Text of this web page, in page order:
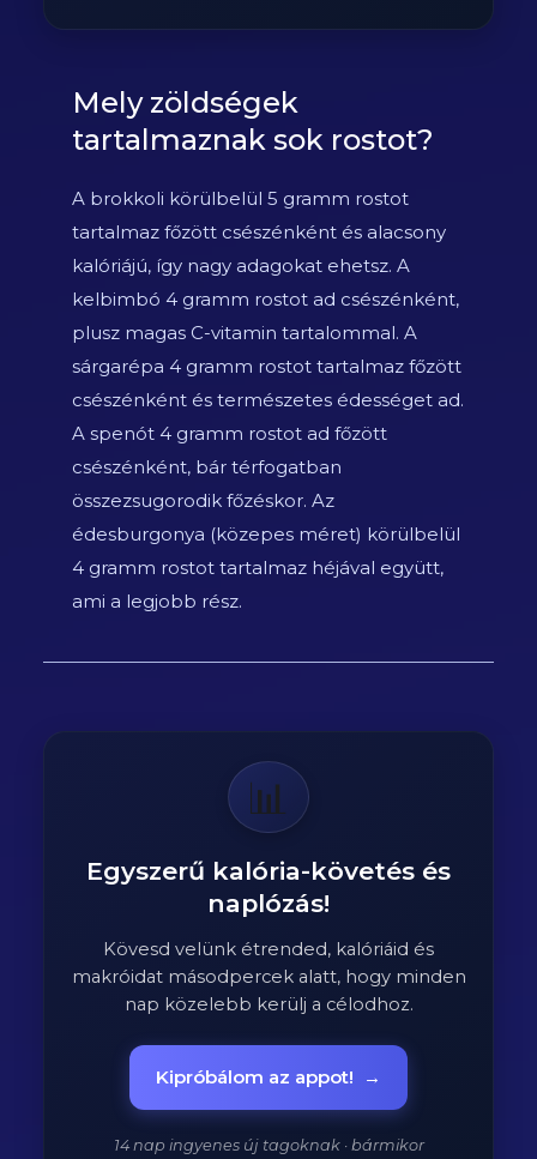
Mely zöldségek
tartalmaznak sok rostot?
A brokkoli körülbelül 5 gramm rostot
tartalmaz főzött csészénként és alacsony
kalóriájú, így nagy adagokat ehetsz. A
kelbimbó 4 gramm rostot ad csészénként,
plusz magas C-vitamin tartalommal. A
sárgarépa 4 gramm rostot tartalmaz főzött
csészénként és természetes édességet ad.
A spenót 4 gramm rostot ad főzött
csészénként, bár térfogatban
összezsugorodik főzéskor. Az
édesburgonya (közepes méret) körülbelül
4 gramm rostot tartalmaz héjával együtt,
ami a legjobb rész.
📊
Egyszerű kalória-követés és
naplózás!
Kövesd velünk étrended, kalóriáid és
makróidat másodpercek alatt, hogy minden
nap közelebb kerülj a célodhoz.
Kipróbálom az appot! →
14 nap ingyenes új tagoknak · bármikor